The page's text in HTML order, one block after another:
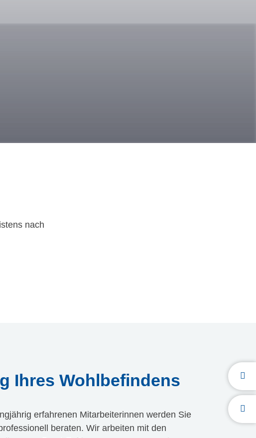
nach
Ihres Wohlbefindens
erfahrenen Mitarbeiterinnen werden Sie
beraten. Wir arbeiten mit den